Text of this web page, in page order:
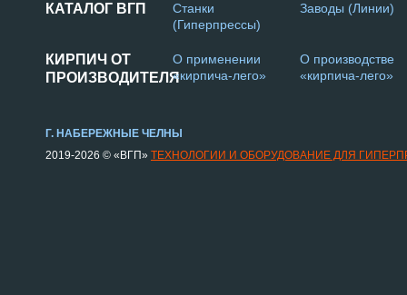
КАТАЛОГ ВГП
Станки
(Гиперпрессы)
Заводы (Линии)
КИРПИЧ ОТ
ПРОИЗВОДИТЕЛЯ
О применении
«кирпича-лего»
О производстве
«кирпича-лего»
Г. НАБЕРЕЖНЫЕ ЧЕЛНЫ
2019-2026 © «ВГП» ТЕХНОЛОГИИ И ОБОРУДОВАНИЕ ДЛЯ